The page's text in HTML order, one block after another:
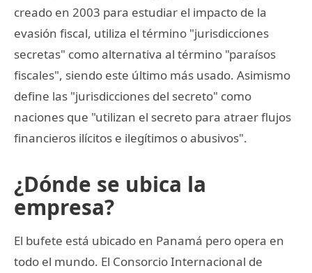
creado en 2003 para estudiar el impacto de la
evasión fiscal, utiliza el término "jurisdicciones
secretas" como alternativa al término "paraísos
fiscales", siendo este último más usado. Asimismo
define las "jurisdicciones del secreto" como
naciones que "utilizan el secreto para atraer flujos
financieros ilícitos e ilegítimos o abusivos".
¿Dónde se ubica la
empresa?
El bufete está ubicado en Panamá pero opera en
todo el mundo. El Consorcio Internacional de